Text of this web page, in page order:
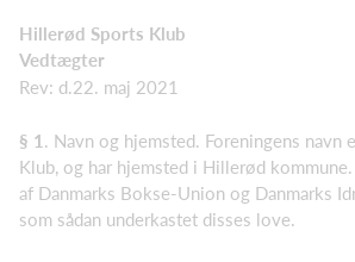
Hillerød Sports Klub
Vedtægter
Rev: d.22. maj 2021
§ 1
. Navn og hjemsted. Foreningens navn
Klub, og har hjemsted i Hillerød
af Danmarks Bokse-Union og Danmarks
som sådan underkastet disses love.